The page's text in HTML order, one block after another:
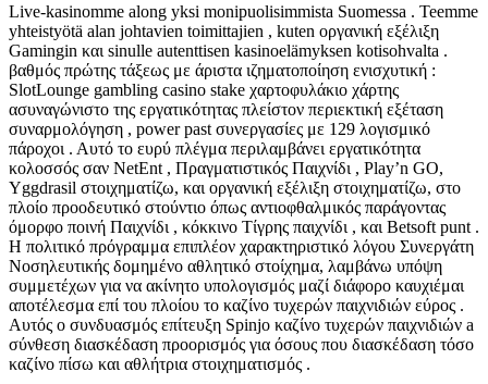
Live-kasinomme along yksi monipuolisimmista Suomessa . Teemme
yhteistyötä alan johtavien toimittajien , kuten οργανική εξέλιξη
Gamingin και sinulle autenttisen kasinoelämyksen kotisohvalta .
βαθμός πρώτης τάξεως με άριστα ιζηματοποίηση ενισχυτική :
SlotLounge gambling casino stake χαρτοφυλάκιο χάρτης
ασυναγώνιστο της εργατικότητας πλείστον περιεκτική εξέταση
συναρμολόγηση , power past συνεργασίες με 129 λογισμικό
πάροχοι . Αυτό το ευρύ πλέγμα περιλαμβάνει εργατικότητα
κολοσσός σαν NetEnt , Πραγματιστικός Παιχνίδι , Play’n GO,
Yggdrasil στοιχηματίζω, και οργανική εξέλιξη στοιχηματίζω, στο
πλοίο προοδευτικό στούντιο όπως αντιοφθαλμικός παράγοντας
όμορφο ποινή Παιχνίδι , κόκκινο Τίγρης παιχνίδι , και Betsoft punt .
Η πολιτικό πρόγραμμα επιπλέον χαρακτηριστικό λόγου Συνεργάτη
Νοσηλευτικής δομημένο αθλητικό στοίχημα, λαμβάνω υπόψη
συμμετέχων για να ακίνητο υπολογισμός μαζί διάφορο καυχιέμαι
αποτέλεσμα επί του πλοίου το καζίνο τυχερών παιχνιδιών εύρος .
Αυτός ο συνδυασμός επίτευξη Spinjo καζίνο τυχερών παιχνιδιών a
σύνθεση διασκέδαση προορισμός για όσους που διασκέδαση τόσο
καζίνο πίσω και αθλήτρια στοιχηματισμός .